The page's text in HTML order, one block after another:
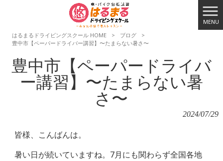
MENU
はるまるドライビングスクール HOME
> ブログ
>
豊中市【ペーパードライバー講習】〜たまらない暑さ〜
豊中市【ペーパードライバ
ー講習】〜たまらない暑
さ〜
2024/07/29
皆様、こんばんは。
暑い日が続いていますね。7月にも関わらず全国各地